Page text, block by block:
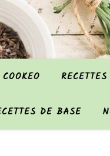
DE BASE